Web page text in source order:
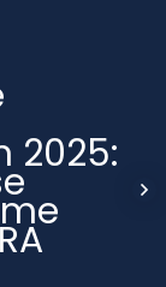
2025: